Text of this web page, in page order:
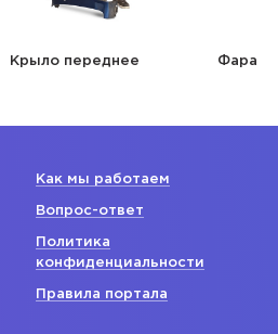
Крыло переднее Фара
Как мы работаем
Вопрос-ответ
Политика
конфиденциальности
Правила портала